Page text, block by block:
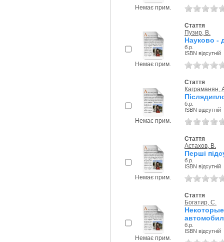
Немає прим.
Немає прим.
Стаття
Пузир, В.
Науково -
б.р.
ISBN відсутній
Немає прим.
Стаття
Каграманян,
б.р.
ISBN відсутній
Немає прим.
Стаття
Астахов, В.
Перші
б.р.
ISBN відсутній
Немає прим.
Стаття
Богатир, С.
б.р.
ISBN відсутній